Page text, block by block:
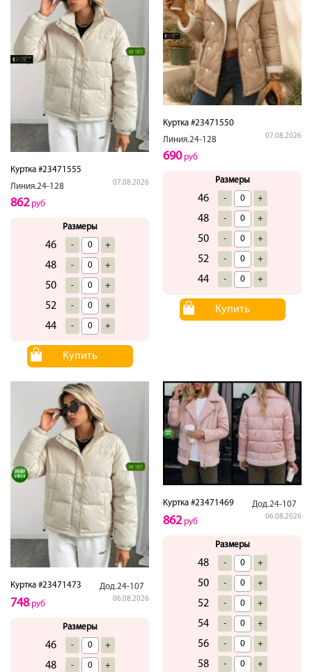
Куртка #23471555
Линия.24-128
07.08.2026
862руб
Размеры
46 - +
48 - +
50 - +
52 - +
44 - +
Купить
Куртка #23471550
Линия.24-128
07.08.2026
690руб
Размеры
46 - +
48 - +
50 - +
52 - +
44 - +
Купить
Куртка #23471473 Дод.24-107
06.08.2026
748руб
Размеры
46 - +
48 - +
Куртка #23471469 Дод.24-107
06.08.2026
862руб
Размеры
48 - +
50 - +
52 - +
54 - +
56 - +
58 - +